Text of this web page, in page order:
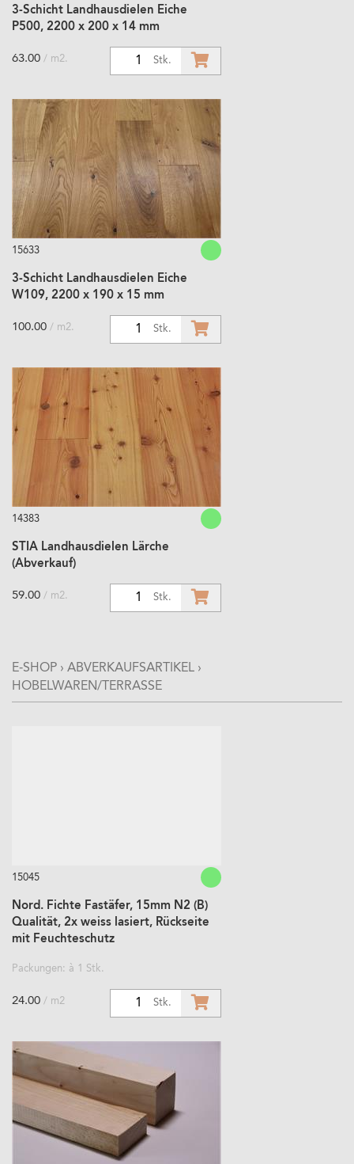
3-Schicht Landhausdielen Eiche
P500, 2200 x 200 x 14 mm
Stk.
63.00 / m2.
15633
3-Schicht Landhausdielen Eiche
W109, 2200 x 190 x 15 mm
Stk.
100.00 / m2.
14383
STIA Landhausdielen Lärche
(Abverkauf)
Stk.
59.00 / m2.
E-SHOP › ABVERKAUFSARTIKEL ›
HOBELWAREN/TERRASSE
15045
Nord. Fichte Fastäfer, 15mm N2 (B)
Qualität, 2x weiss lasiert, Rückseite
mit Feuchteschutz
Packungen: à 1 Stk.
Stk.
24.00 / m2